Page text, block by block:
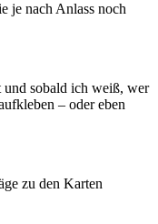
je nach Anlass noch
und sobald ich weiß, wer
– oder eben
zu den Karten